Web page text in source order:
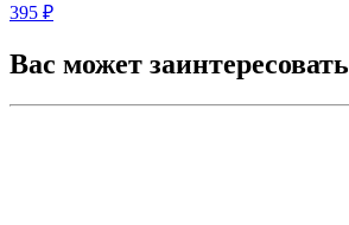
395 ₽
Вас может заинтересовать